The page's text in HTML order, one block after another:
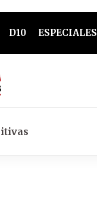
D10 ESPECIALES